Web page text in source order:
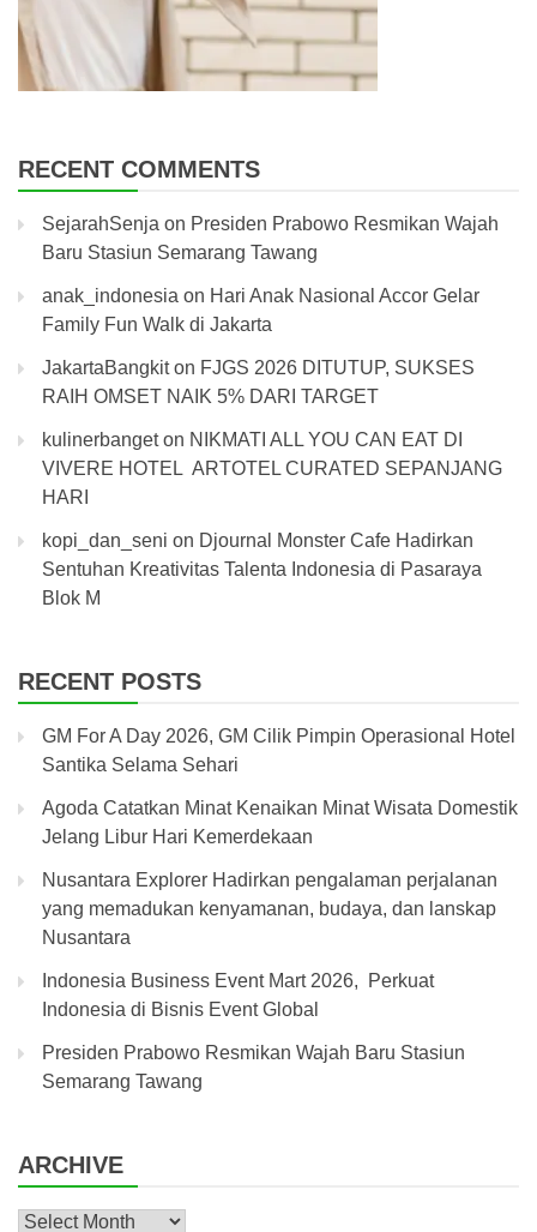
RECENT COMMENTS
SejarahSenja on Presiden Prabowo Resmikan Wajah
Baru Stasiun Semarang Tawang
anak_indonesia on Hari Anak Nasional Accor Gelar
Family Fun Walk di Jakarta
JakartaBangkiton FJGS 2026 DITUTUP, SUKSES
RAIH OMSET NAIK 5% DARI TARGET
kulinerbangeton NIKMATI ALL YOU CAN EAT DI
VIVERE HOTEL ARTOTEL CURATED SEPANJANG
HARI
kopi_dan_seni on Djournal Monster Cafe Hadirkan
Sentuhan Kreativitas Talenta Indonesia di Pasaraya
Blok M
RECENT POSTS
GM For A Day 2026, GM Cilik Pimpin Operasional Hotel
Santika Selama Sehari
Agoda Catatkan Minat Kenaikan Minat Wisata Domestik
Jelang Libur Hari Kemerdekaan
Nusantara Explorer Hadirkan pengalaman perjalanan
yang memadukan kenyamanan, budaya, dan lanskap
Nusantara
Indonesia Business Event Mart 2026, Perkuat
Indonesia di Bisnis Event Global
Presiden Prabowo Resmikan Wajah Baru Stasiun
Semarang Tawang
ARCHIVE
Archive